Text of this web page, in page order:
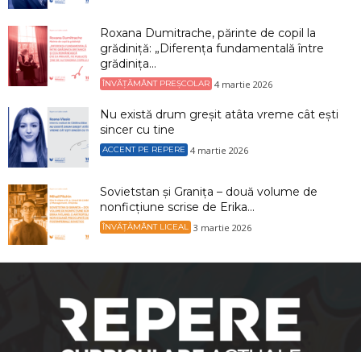
Roxana Dumitrache, părinte de copil la
grădiniță: „Diferența fundamentală între
grădinița...
ÎNVĂȚĂMÂNT PREȘCOLAR 4 martie 2026
Nu există drum greșit atâta vreme cât ești
sincer cu tine
ACCENT PE REPERE 4 martie 2026
Sovietstan și Granița – două volume de
nonficțiune scrise de Erika...
ÎNVĂȚĂMÂNT LICEAL 3 martie 2026